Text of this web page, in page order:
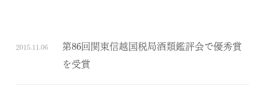
2015.11.06
第86回関東信越国税局酒類鑑評会で優秀賞
を受賞